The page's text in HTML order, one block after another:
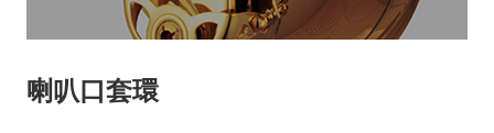
喇叭口套環